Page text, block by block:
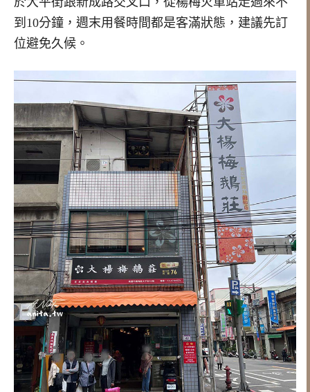
到10分鐘，週末用餐時間都是客滿狀態，建議先訂
位避免久候。